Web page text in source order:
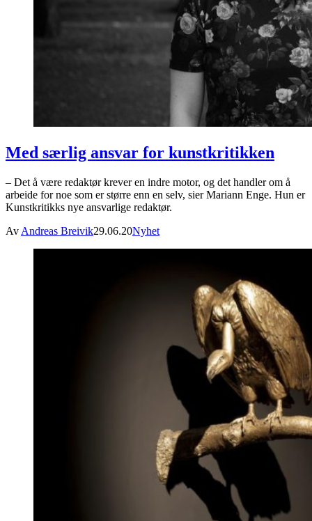
Med særlig ansvar for kunstkritikken
– Det å være redaktør krever en indre motor, og det handler om å
arbeide for noe som er større enn en selv, sier Mariann Enge. Hun er
Kunstkritikks nye ansvarlige redaktør.
Av Andreas Breivik29.06.20Nyhet